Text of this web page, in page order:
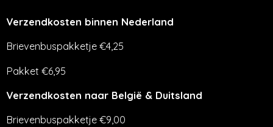
Verzendkosten binnen Nederland
Brievenbuspakketje €4,25
Pakket €6,95
Verzendkosten naar België & Duitsland
Brievenbuspakketje €9,00